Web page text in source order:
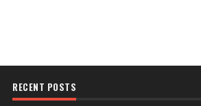
RECENT POSTS